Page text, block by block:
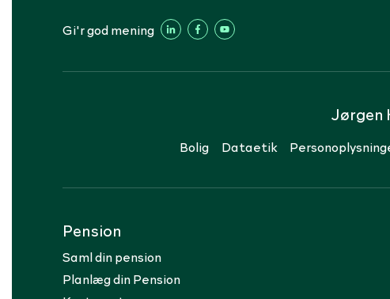
Gi'r god mening
Jørgen
Bolig Dataetik
Pension
Saml din pension
Planlæg din Pension